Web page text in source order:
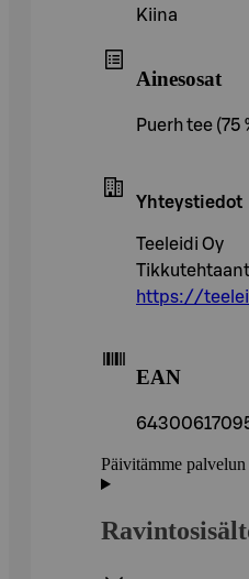
Kiina
Ainesosat
Puerh tee
Yhteystiedot
Teeleidi Oy
https://
EAN
Päivitämme